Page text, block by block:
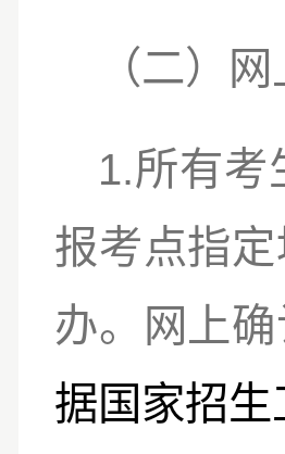
（二）
1.所有考
报考点指
办。网上
据国家招